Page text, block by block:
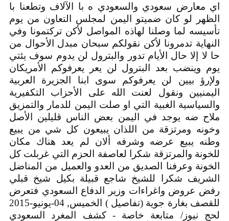
اي معارض سعودي والسعودي ه با الآلاف وتطعنا با
الظهر لو كان ضميتو اليمن لمجلس التعاون من يوم
تأسيسه لما وصلنا لهاذه المواصل لأكن تركتمونا وفي
النهاية تدمرونا لأكن نقولكم سبحان مبدل الأحوال من
حا لا إلا حال الأيام تدور والبترول لن يدوم سوف يئتي
يوم وينضب بعد البترول لن يعر يعرفوكم الأمريكان
ولإرؤ بيين لن يعرفوكم سوى ابنا الجزيرة العربية
اليمنيين ونقول لعنت الله على الأحزاب التكفيرية
والسياسية الغبية التي او صلت اليمن للدمار والتمزيق
ملاح ضه يوجد في اليمن بعض الناس قليلين الأصل
وخونه ومرتزقة من اللذان يبيعون كل شي من يبيع
وطنه يبيع عرضه وشرفه ألان لم يعد هناك مكان
للخونة والمرتزقة شكرا لعاصفة الحزم التي غربلت كل
الخونة وعرفنا الصديق من العدو والعميل من المناضل
الشريف شكرا للشيخ شاجع قبيلة بكيل شيخ قبلي
رفض عروض واغراءات وزير الدفاع السعودي فتعرض
للقصف بغارة جوية (تفاصيل ) الخميس, 04-يونيو-2015
لحج نيوز/ متابعة خاصة - كشف المغرد السعودي